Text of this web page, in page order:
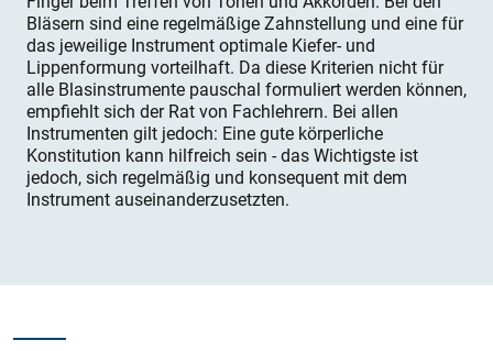
Bläsern sind eine regelmäßige Zahnstellung und eine für
das jeweilige Instrument optimale Kiefer- und
Lippenformung vorteilhaft. Da diese Kriterien nicht für
alle Blasinstrumente pauschal formuliert werden können,
empfiehlt sich der Rat von Fachlehrern. Bei allen
Instrumenten gilt jedoch: Eine gute körperliche
Konstitution kann hilfreich sein - das Wichtigste ist
jedoch, sich regelmäßig und konsequent mit dem
Instrument auseinanderzusetzten.